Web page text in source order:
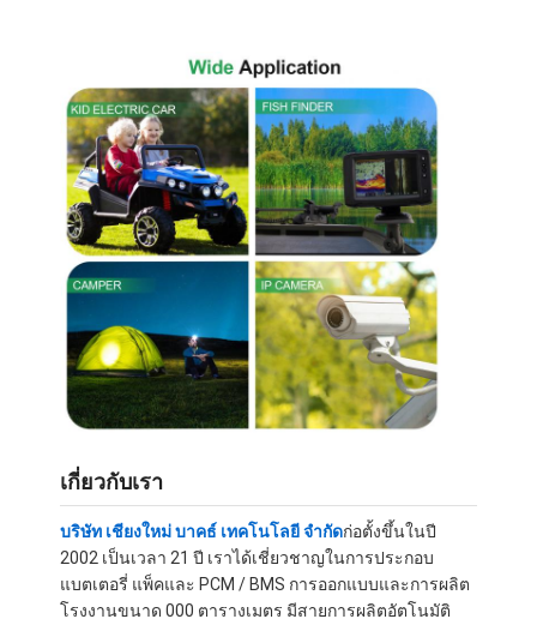
แบตเตอรี่รอบลึก
บีเอ็มเอส พีซีบี พีซีเอ็ม
ชุดแบตเตอรี่แบบกำหนดเอง
แบตเตอรี่จักรยานไฟฟ้า
แบตเตอรี่ลิทธิียม ยูพีเอส
แพ็คแบตเตอรี่ไฮดริดโลหะไนเคิล
แบตเตอรี่ Li-ion ที่สามารถชาร์จใหม่ได้
เกี่ยวกับเรา
บริษัท เชียงใหม่ บาคธ์ เทคโนโลยี จํากัดก่อตั้งขึ้นในปี
2002 เป็นเวลา 21 ปี เราได้เชี่ยวชาญในการประกอบ
แบตเตอรี่ แพ็คและ PCM / BMS การออกแบบและการผลิต
โรงงานขนาด 000 ตารางเมตร มีสายการผลิตอัตโนมัติ